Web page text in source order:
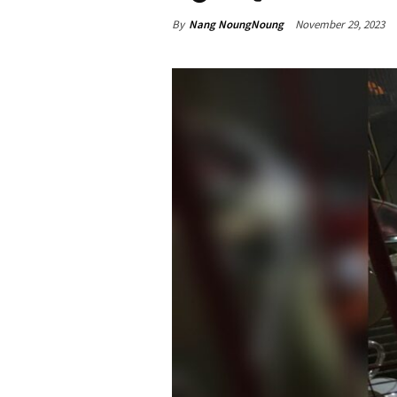
By Nang NoungNoung November 29, 2023